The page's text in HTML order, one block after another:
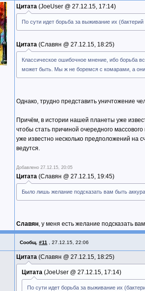
Цитата JoeUser @ 27.12.15, 17:14
По сути идет борьба за выживание их
Цитата Славян @ 27.12.15, 18:25
Классическое ошибочное мнение, ибо борьба
может быть. Мы ж не боремся с комарами, а они
Однако, трудно представить уничтожение
Причём, в истории нашей планеты уже
чтобы стать причиной очередного
уже известно несколько предположений на
ведутся.
Добавлено 27.12.15, 20:05
Цитата Славян @ 27.12.15, 19:45
Было лишь желание подсказать вам быть
Славян, у меня есть желание подсказать
Сообщ. #11 27.12.15, 22:06
Цитата Славян @ 27.12.15, 18:25
Цитата JoeUser @ 27.12.15, 17:14
По сути идет борьба за выживание их